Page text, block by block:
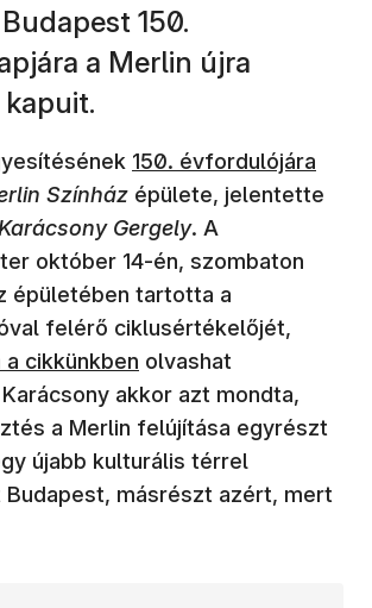
150.
a Merlin újra
(új ablakban nyílik meg)
150. évfordulójára
Színház épülete, jelentette
Gergely. A
október 14-én, szombaton
épületében tartotta a
felérő ciklusértékelőjét,
nyílik meg)
a cikkünkben olvashat
akkor azt mondta,
a Merlin felújítása egyrészt
újabb kulturális térrel
Budapest, másrészt azért, mert